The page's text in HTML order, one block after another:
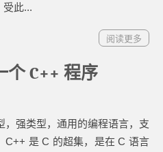
受此...
阅读更多
个 C++ 程序
强类型，通用的编程语言，支
C++ 是 C 的超集，是在 C 语言